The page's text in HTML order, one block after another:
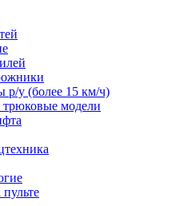
у (более 15 км/ч)
модели